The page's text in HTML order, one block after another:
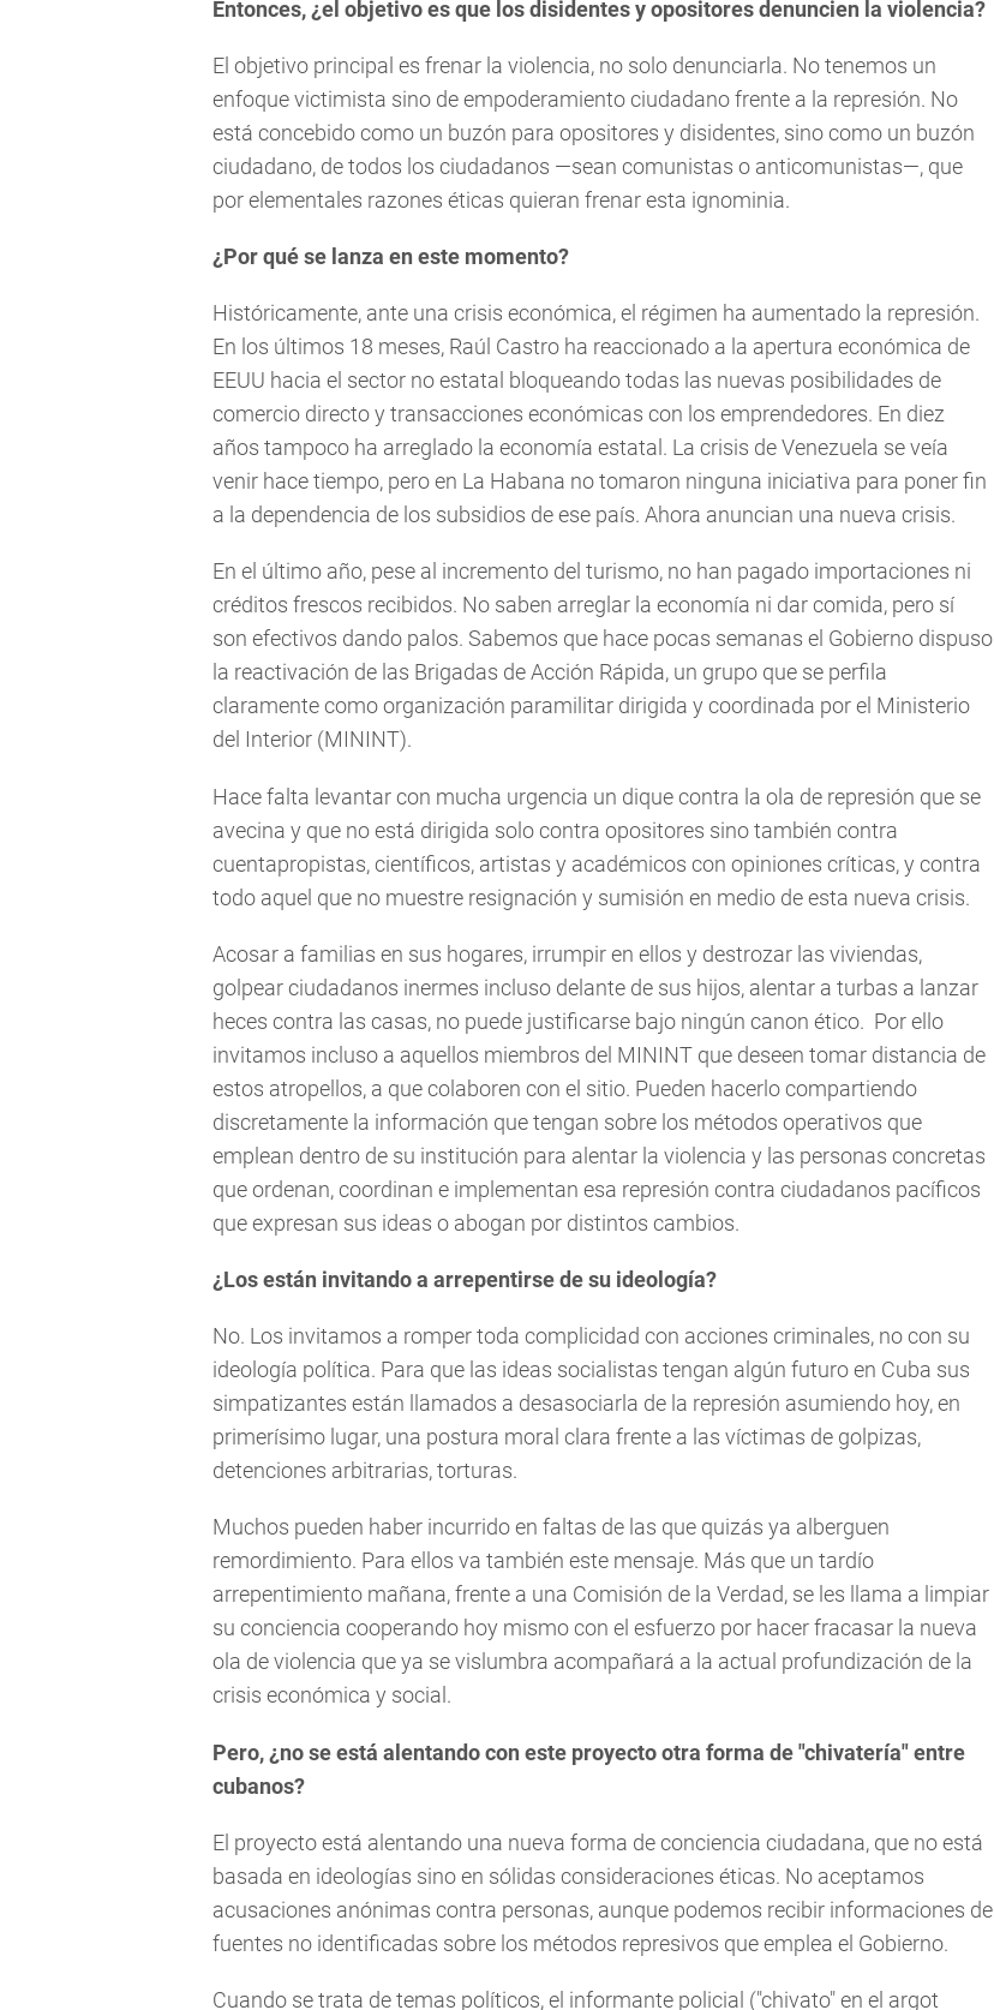
Entonces, ¿el objetivo es que los disidentes y opositores denuncien la violencia?
El objetivo principal es frenar la violencia, no solo denunciarla. No tenemos un
enfoque victimista sino de empoderamiento ciudadano frente a la represión. No
está concebido como un buzón para opositores y disidentes, sino como un buzón
ciudadano, de todos los ciudadanos —sean comunistas o anticomunistas—, que
por elementales razones éticas quieran frenar esta ignominia.
¿Por qué se lanza en este momento?
Históricamente, ante una crisis económica, el régimen ha aumentado la represión.
En los últimos 18 meses, Raúl Castro ha reaccionado a la apertura económica de
EEUU hacia el sector no estatal bloqueando todas las nuevas posibilidades de
comercio directo y transacciones económicas con los emprendedores. En diez
años tampoco ha arreglado la economía estatal. La crisis de Venezuela se veía
venir hace tiempo, pero en La Habana no tomaron ninguna iniciativa para poner fin
a la dependencia de los subsidios de ese país. Ahora anuncian una nueva crisis.
En el último año, pese al incremento del turismo, no han pagado importaciones ni
créditos frescos recibidos. No saben arreglar la economía ni dar comida, pero sí
son efectivos dando palos. Sabemos que hace pocas semanas el Gobierno dispuso
la reactivación de las Brigadas de Acción Rápida, un grupo que se perfila
claramente como organización paramilitar dirigida y coordinada por el Ministerio
del Interior (MININT).
Hace falta levantar con mucha urgencia un dique contra la ola de represión que se
avecina y que no está dirigida solo contra opositores sino también contra
cuentapropistas, científicos, artistas y académicos con opiniones críticas, y contra
todo aquel que no muestre resignación y sumisión en medio de esta nueva crisis.
Acosar a familias en sus hogares, irrumpir en ellos y destrozar las viviendas,
golpear ciudadanos inermes incluso delante de sus hijos, alentar a turbas a lanzar
heces contra las casas, no puede justificarse bajo ningún canon ético. Por ello
invitamos incluso a aquellos miembros del MININT que deseen tomar distancia de
estos atropellos, a que colaboren con el sitio. Pueden hacerlo compartiendo
discretamente la información que tengan sobre los métodos operativos que
emplean dentro de su institución para alentar la violencia y las personas concretas
que ordenan, coordinan e implementan esa represión contra ciudadanos pacíficos
que expresan sus ideas o abogan por distintos cambios.
¿Los están invitando a arrepentirse de su ideología?
No. Los invitamos a romper toda complicidad con acciones criminales, no con su
ideología política. Para que las ideas socialistas tengan algún futuro en Cuba sus
simpatizantes están llamados a desasociarla de la represión asumiendo hoy, en
primerísimo lugar, una postura moral clara frente a las víctimas de golpizas,
detenciones arbitrarias, torturas.
Muchos pueden haber incurrido en faltas de las que quizás ya alberguen
remordimiento. Para ellos va también este mensaje. Más que un tardío
arrepentimiento mañana, frente a una Comisión de la Verdad, se les llama a limpiar
su conciencia cooperando hoy mismo con el esfuerzo por hacer fracasar la nueva
ola de violencia que ya se vislumbra acompañará a la actual profundización de la
crisis económica y social.
Pero, ¿no se está alentando con este proyecto otra forma de "chivatería" entre
cubanos?
El proyecto está alentando una nueva forma de conciencia ciudadana, que no está
basada en ideologías sino en sólidas consideraciones éticas. No aceptamos
acusaciones anónimas contra personas, aunque podemos recibir informaciones de
fuentes no identificadas sobre los métodos represivos que emplea el Gobierno.
Cuando se trata de temas políticos, el informante policial ("chivato" en el argot